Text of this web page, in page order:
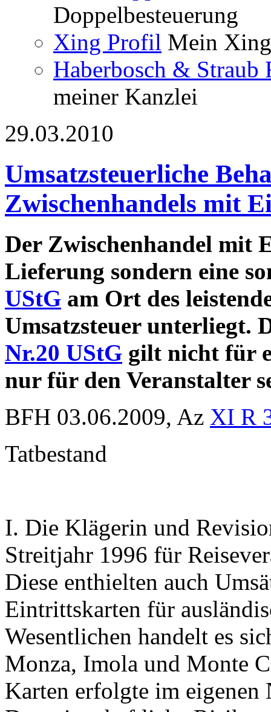
Doppelbesteuerung
Xing Profil Mein
Haberbosch & Straub
meiner Kanzlei
29.03.2010
Umsatzsteuerliche
Zwischenhandels mit
Der Zwischenhandel mit
Lieferung sondern eine
UStG am Ort des
Umsatzsteuer unterliegt.
Nr.20 UStG gilt nicht für
nur für den Veranstalter
BFH 03.06.2009, Az XI R
Tatbestand
I. Die Klägerin und
Streitjahr 1996 für
Diese enthielten auch
Eintrittskarten für
Wesentlichen handelt es
Monza, Imola und Monte
Karten erfolgte im eigenen